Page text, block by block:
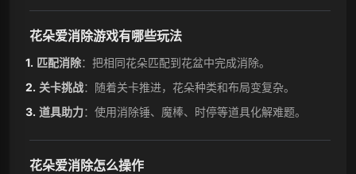
花朵爱消除游戏有哪些玩法
匹配消除：把相同花朵匹配到花盆中完成消除。
关卡挑战：随着关卡推进，花朵种类和布局变复杂。
道具助力：使用消除锤、魔棒、时停等道具化解难题。
花朵爱消除怎么操作